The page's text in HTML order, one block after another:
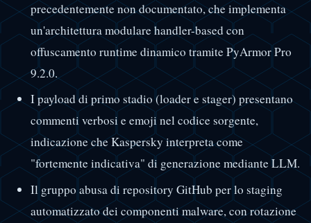
precedentemente non documentato, che implementa
un'architettura modulare handler-based con
offuscamento runtime dinamico tramite PyArmor Pro
9.2.0.
I payload di primo stadio (loader e stager) presentano
commenti verbosi e emoji nel codice sorgente,
indicazione che Kaspersky interpreta come
"fortemente indicativa" di generazione mediante LLM.
Il gruppo abusa di repository GitHub per lo staging
automatizzato dei componenti malware, con rotazione